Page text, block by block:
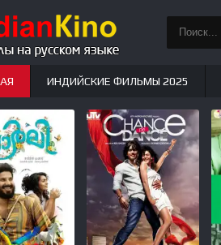
ИНДИЙСКИЕ ФИЛЬМЫ 2025
СЕРИАЛЫ НОВЫЕ